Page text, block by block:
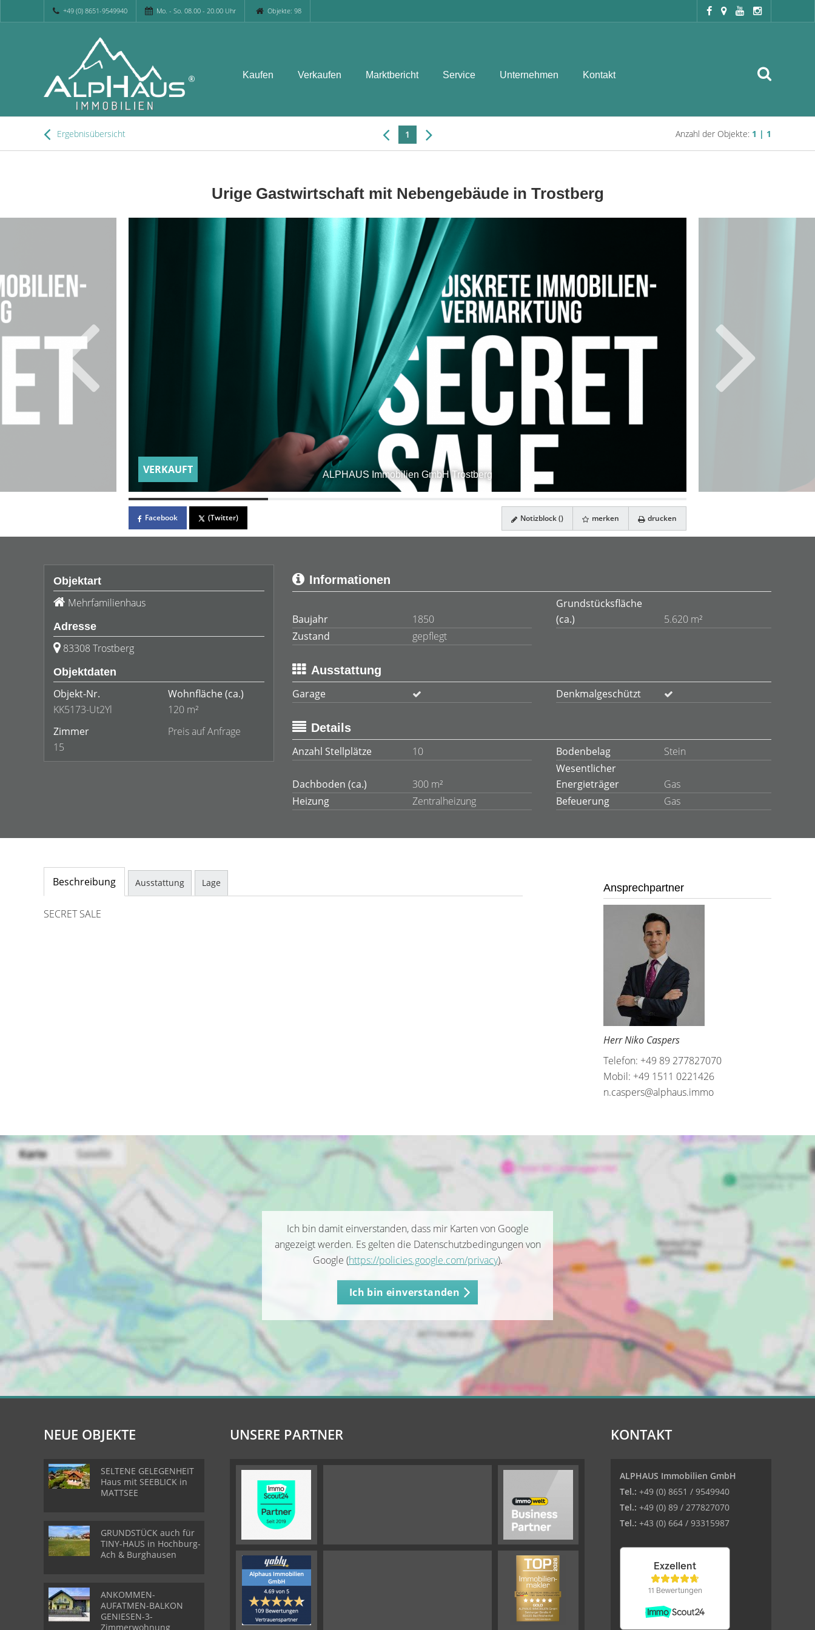
+49 (0) 8651-9549940 Mo. - So. 08.00 - 20.00 Uhr Objekte: 98
Kaufen Verkaufen Marktbericht Service Unternehmen Kontakt
Ergebnisübersicht 1 Anzahl der Objekte: 1 | 1
Urige Gastwirtschaft mit Nebengebäude in Trostberg
ALPHAUS Immobilien GmbH Trostberg
VERKAUFT
Facebook (Twitter) Notizblock () merken drucken
Objektart
Mehrfamilienhaus
Adresse
83308 Trostberg
Objektdaten
Objekt-Nr.
KK5173-Ut2Yl
Wohnfläche (ca.)
120 m²
Zimmer
15
Preis auf Anfrage
Informationen
Baujahr 1850
Grundstücksfläche
(ca.)
5.620 m²
Zustand
gepflegt
Ausstattung
Garage
Denkmalgeschützt
Details
Anzahl Stellplätze
10 Bodenbelag Stein
Dachboden (ca.) 300 m²
Wesentlicher
Energieträger
Gas
Heizung
Zentralheizung Befeuerung Gas
Beschreibung Ausstattung Lage
SECRET SALE
Ansprechpartner
Herr Niko Caspers
Telefon: +49 89 277827070
Mobil: +49 1511 0221426
n.caspers@alphaus.immo
Ich bin damit einverstanden, dass mir Karten von Google
angezeigt werden. Es gelten die Datenschutzbedingungen von
Google (https://policies.google.com/privacy).
Ich bin einverstanden
NEUE OBJEKTE
SELTENE GELEGENHEIT
Haus mit SEEBLICK in
MATTSEE
GRUNDSTÜCK auch für
TINY-HAUS in Hochburg-
Ach & Burghausen
ANKOMMEN-
AUFATMEN-BALKON
GENIESEN-3-
Zimmerwohnung
UNSERE PARTNER KONTAKT
ALPHAUS Immobilien GmbH
Tel.: +49 (0) 8651 / 9549940
Tel.: +49 (0) 89 / 277827070
Tel.: +43 (0) 664 / 93315987